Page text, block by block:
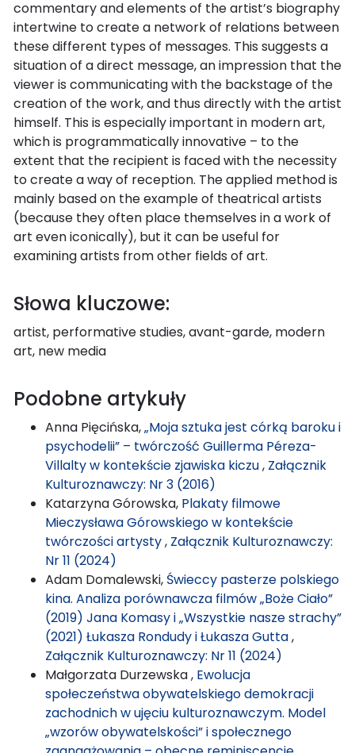
commentary and elements of the artist’s biography
intertwine to create a network of relations between
these different types of messages. This suggests a
situation of a direct message, an impression that the
viewer is communicating with the backstage of the
creation of the work, and thus directly with the artist
himself. This is especially important in modern art,
which is programmatically innovative – to the
extent that the recipient is faced with the necessity
to create a way of reception. The applied method is
mainly based on the example of theatrical artists
(because they often place themselves in a work of
art even iconically), but it can be useful for
examining artists from other fields of art.
Słowa kluczowe:
artist, performative studies, avant-garde, modern
art, new media
Podobne artykuły
Anna Pięcińska,„Moja sztuka jest córką baroku i
psychodelii” – twórczość Guillerma Péreza-
Villalty w kontekście zjawiska kiczu, Załącznik
Kulturoznawczy: Nr 3 (2016)
Katarzyna Górowska, Plakaty filmowe
Mieczysława Górowskiego w kontekście
twórczości artysty, Załącznik Kulturoznawczy:
Nr 11 (2024)
Adam Domalewski, Świeccy pasterze polskiego
kina. Analiza porównawcza filmów „Boże Ciało”
(2019) Jana Komasy i „Wszystkie nasze strachy”
(2021) Łukasza Rondudy i Łukasza Gutta,
Załącznik Kulturoznawczy: Nr 11 (2024)
Małgorzata Durzewska , Ewolucja
społeczeństwa obywatelskiego demokracji
zachodnich w ujęciu kulturoznawczym. Model
„wzorów obywatelskości” i społecznego